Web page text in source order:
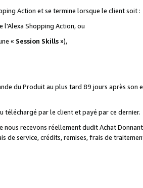
Action et se termine lorsque le client soit :
Shopping Action, ou
« Session Skills»),
du Produit au plus tard 89 jours après son
par le client et payé par ce dernier.
recevons réellement dudit Achat
de service, crédits, remises, frais de